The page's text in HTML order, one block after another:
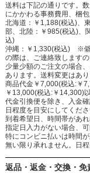
送料は下記の通りです。
にかかわる事務費用、梱
北海道：￥1,188(税込)、
部、北陸：￥985(税込)、
込)
沖縄：￥1,330(税込) ※僻
の際は、ご連絡致しますの
少量少額のご注文の場合
あります。送料変更はあ
商品代金￥7,000(税込:￥
￥13,000(税込:￥14,300)
代金引換便を除き、入金
日程度を目安にしてくださ
到着希望日、時間帯があ
指定日入力がない場合、
特にコンビニ払いは時間
無い限り承れません。日
返品・返金・交換・免